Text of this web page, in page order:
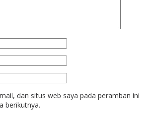
dan situs web saya pada peramban ini
berikutnya.